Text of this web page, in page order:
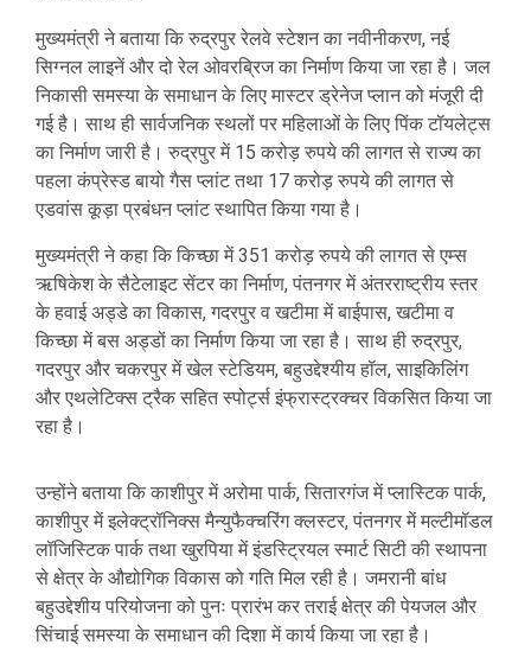
मुख्यमंत्री ने बताया कि रुद्रपुर रेलवे स्टेशन का नवीनीकरण, नई
सिग्नल लाइनें और दो रेल ओवरब्रिज का निर्माण किया जा रहा है। जल
निकासी समस्या के समाधान के लिए मास्टर ड्रेनेज प्लान को मंजूरी दी
गई है। साथ ही सार्वजनिक स्थलों पर महिलाओं के लिए पिंक टॉयलेट्स
का निर्माण जारी है। रुद्रपुर में 15 करोड़ रुपये की लागत से राज्य का
पहला कंप्रेस्ड बायो गैस प्लांट तथा 17 करोड़ रुपये की लागत से
एडवांस कूड़ा प्रबंधन प्लांट स्थापित किया गया है।
मुख्यमंत्री ने कहा कि किच्छा में 351 करोड़ रुपये की लागत से एम्स
ऋषिकेश के सैटेलाइट सेंटर का निर्माण, पंतनगर में अंतरराष्ट्रीय स्तर
के हवाई अड्डे का विकास, गदरपुर व खटीमा में बाईपास, खटीमा व
किच्छा में बस अड्डों का निर्माण किया जा रहा है। साथ ही रुद्रपुर,
गदरपुर और चकरपुर में खेल स्टेडियम, बहुउद्देश्यीय हॉल, साइकिलिंग
और एथलेटिक्स ट्रैक सहित स्पोर्ट्स इंफ्रास्ट्रक्चर विकसित किया जा
रहा है।
उन्होंने बताया कि काशीपुर में अरोमा पार्क, सितारगंज में प्लास्टिक पार्क,
काशीपुर में इलेक्ट्रॉनिक्स मैन्युफैक्चरिंग क्लस्टर, पंतनगर में मल्टीमॉडल
लॉजिस्टिक पार्क तथा खुरपिया में इंडस्ट्रियल स्मार्ट सिटी की स्थापना
से क्षेत्र के औद्योगिक विकास को गति मिल रही है। जमरानी बांध
बहुउद्देशीय परियोजना को पुनः प्रारंभ कर तराई क्षेत्र की पेयजल और
सिंचाई समस्या के समाधान की दिशा में कार्य किया जा रहा है।